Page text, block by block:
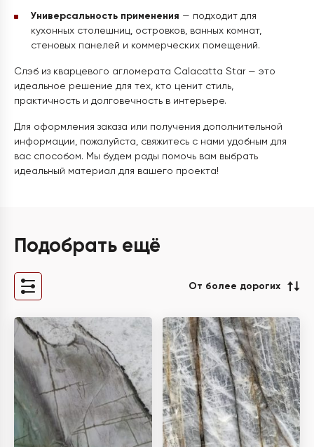
Универсальность применения — подходит для
кухонных столешниц, островков, ванных комнат,
стеновых панелей и коммерческих помещений.
Слэб из кварцевого агломерата Calacatta Star — это
идеальное решение для тех, кто ценит стиль,
практичность и долговечность в интерьере.
Для оформления заказа или получения дополнительной
информации, пожалуйста, свяжитесь с нами удобным для
вас способом. Мы будем рады помочь вам выбрать
идеальный материал для вашего проекта!
Подобрать ещё
От более дорогих